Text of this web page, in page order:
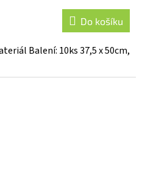
Do košíku
Balení: 10ks 37,5 x 50cm,